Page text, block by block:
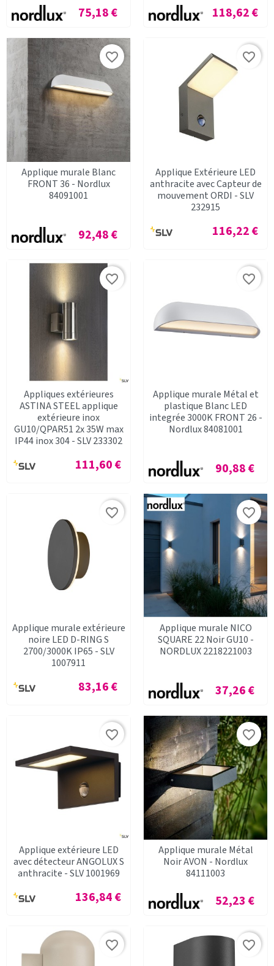
Prix
75,18 €
Prix
118,62 €
Applique murale Blanc
FRONT 36 - Nordlux
84091001
Prix
92,48 €
favorite_border
Applique Extérieure LED
anthracite avec Capteur de
mouvement ORDI - SLV
232915
Prix
116,22 €
favorite_border
Appliques extérieures
ASTINA STEEL applique
extérieure inox
GU10/QPAR51 2x 35W max
IP44 inox 304 - SLV 233302
Prix
111,60 €
favorite_border
Applique murale Métal et
plastique Blanc LED
integrée 3000K FRONT 26 -
Nordlux 84081001
Prix
90,88 €
favorite_border
Applique murale extérieure
noire LED D-RING S
2700/3000K IP65 - SLV
1007911
Prix
83,16 €
favorite_border
Applique murale NICO
SQUARE 22 Noir GU10 -
NORDLUX 2218221003
Prix
37,26 €
favorite_border
Applique extérieure LED
avec détecteur ANGOLUX S
anthracite - SLV 1001969
Prix
136,84 €
favorite_border
Applique murale Métal
Noir AVON - Nordlux
84111003
Prix
52,23 €
favorite_border
favorite_border favorite_border